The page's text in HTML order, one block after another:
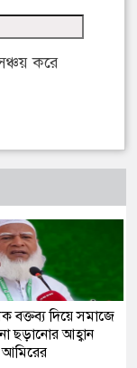
করে
বক্তব্য দিয়ে সমাজে
ছড়ানোর আহ্বান
আমিরের